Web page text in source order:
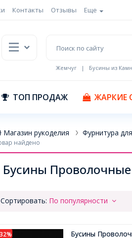
Контакты Отзывы Еще
Жемчуг | Бусины из
ТОП ПРОДАЖ ЖАРКИЕ
Магазин рукоделия Фурнитура
найдено
Бусины Проволочные
Сортировать: По популярности
Бусины